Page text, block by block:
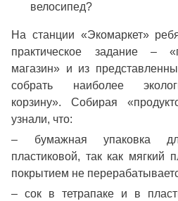
велосипед?
На станции «Экомаркет»
практическое задание –
магазин» и из
собрать наиболее
корзину». Собирая
узнали, что:
– бумажная упаковка
пластиковой, так как мягкий
покрытием не
– сок в тетрапаке и в